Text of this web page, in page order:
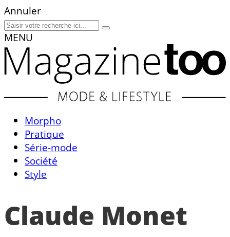
Annuler
MENU
Morpho
Pratique
Série-mode
Société
Style
Claude Monet